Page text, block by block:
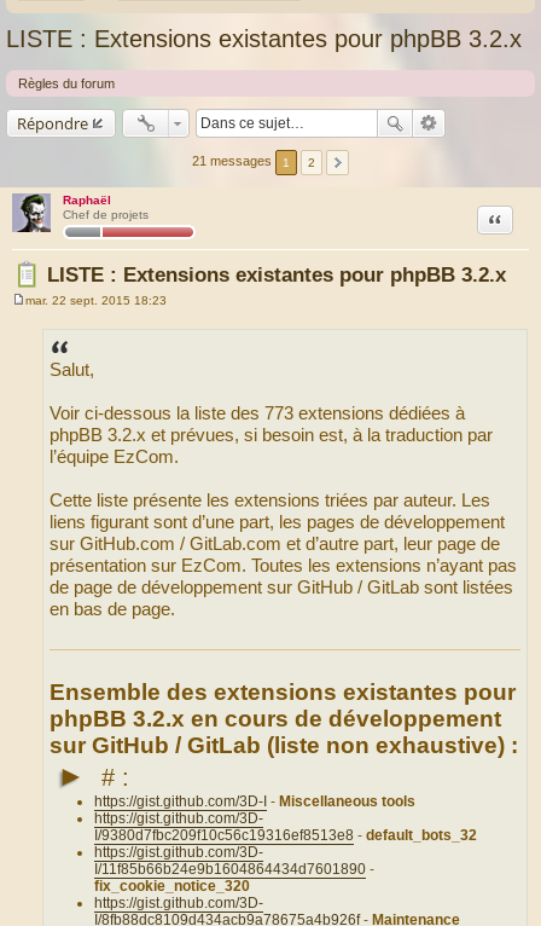
LISTE : Extensions existantes pour phpBB 3.2.x
Règles du forum
Répondre
21 messages 1 2
Raphaël
Chef de projets
LISTE : Extensions existantes pour phpBB 3.2.x
Citation
mar. 22 sept. 2015 18:23
Salut,
Voir ci-dessous la liste des 773 extensions dédiées à
phpBB 3.2.x et prévues, si besoin est, à la traduction par
l’équipe EzCom.
Cette liste présente les extensions triées par auteur. Les
liens figurant sont d’une part, les pages de développement
sur GitHub.com / GitLab.com et d’autre part, leur page de
présentation sur EzCom. Toutes les extensions n’ayant pas
de page de développement sur GitHub / GitLab sont listées
en bas de page.
Ensemble des extensions existantes pour
phpBB 3.2.x en cours de développement
sur GitHub / GitLab (liste non exhaustive) :
► # :
https://gist.github.com/3D-I - Miscellaneous tools
https://gist.github.com/3D-
I/9380d7fbc209f10c56c19316ef8513e8 -default_bots_32
https://gist.github.com/3D-
I/11f85b66b24e9b1604864434d7601890 -
fix_cookie_notice_320
https://gist.github.com/3D-
I/8fb88dc8109d434acb9a78675a4b926f- Maintenance